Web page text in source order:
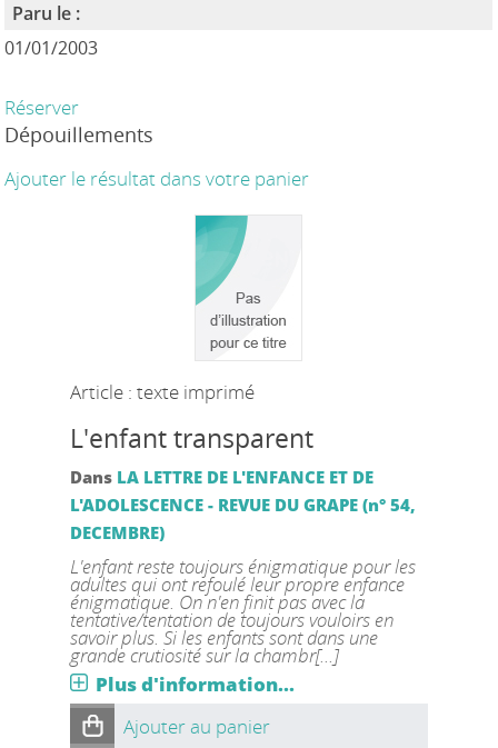
Paru le :
01/01/2003
Réserver
Dépouillements
Ajouter le résultat dans votre panier
Article : texte imprimé
L'enfant transparent
Dans LA LETTRE DE L'ENFANCE ET DE
L'ADOLESCENCE - REVUE DU GRAPE (n° 54,
DECEMBRE)
L'enfant reste toujours énigmatique pour les
adultes qui ont refoulé leur propre enfance
énigmatique. On n'en finit pas avec la
tentative/tentation de toujours vouloirs en
savoir plus. Si les enfants sont dans une
grande crutiosité sur la chambr[...]
Plus d'information...
Ajouter au panier